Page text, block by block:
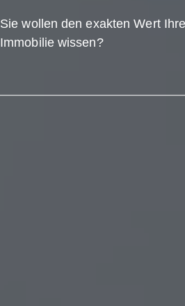
Sie wollen den exakten Wert
Immobilie wissen?